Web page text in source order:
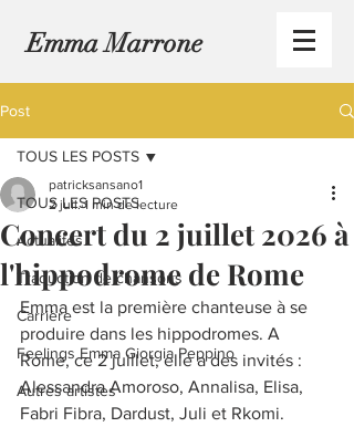
Emma Marrone
Post
TOUS LES POSTS
Actualités
Traduction de chansons
Carrière
Feelings Emma Giorgia Peppino
Autres artistes
TOUS LES POSTS
Concert du 2 juillet 2026 à
l'hippodrome de Rome
patricksansano1
2 juil. 1 min de lecture
Emma est la première chanteuse à se
produire dans les hippodromes. A
Rome, ce 2 juillet, elle a des invités :
Alessandra Amoroso, Annalisa, Elisa,
Fabri Fibra, Dardust, Juli et Rkomi.